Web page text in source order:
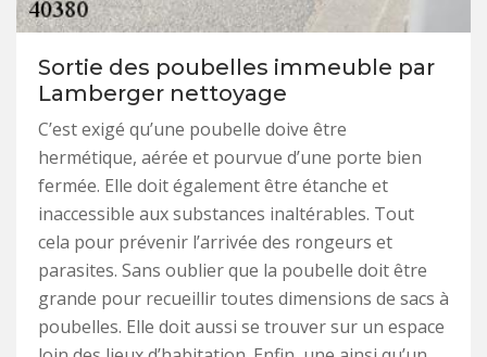
Sortie des poubelles immeuble par
Lamberger nettoyage
C’est exigé qu’une poubelle doive être
hermétique, aérée et pourvue d’une porte bien
fermée. Elle doit également être étanche et
inaccessible aux substances inaltérables. Tout
cela pour prévenir l’arrivée des rongeurs et
parasites. Sans oublier que la poubelle doit être
grande pour recueillir toutes dimensions de sacs à
poubelles. Elle doit aussi se trouver sur un espace